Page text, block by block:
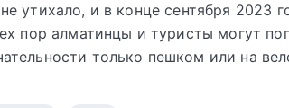
утихало, и в конце сентября 2023
пор алматинцы и туристы могут
только пешком или на